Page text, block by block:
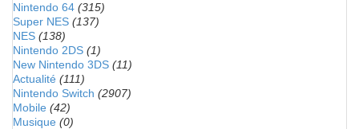
Nintendo 64 (315)
Super NES (137)
NES (138)
Nintendo 2DS (1)
New Nintendo 3DS (11)
Actualité (111)
Nintendo Switch (2907)
Mobile (42)
Musique (0)